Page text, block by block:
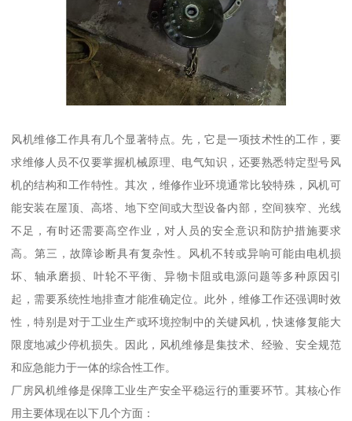
风机维修工作具有几个显著特点。先，它是一项技术性的工作，要
求维修人员不仅要掌握机械原理、电气知识，还要熟悉特定型号风
机的结构和工作特性。其次，维修作业环境通常比较特殊，风机可
能安装在屋顶、高塔、地下空间或大型设备内部，空间狭窄、光线
不足，有时还需要高空作业，对人员的安全意识和防护措施要求
高。第三，故障诊断具有复杂性。风机不转或异响可能由电机损
坏、轴承磨损、叶轮不平衡、异物卡阻或电源问题等多种原因引
起，需要系统性地排查才能准确定位。此外，维修工作还强调时效
性，特别是对于工业生产或环境控制中的关键风机，快速修复能大
限度地减少停机损失。因此，风机维修是集技术、经验、安全规范
和应急能力于一体的综合性工作。
厂房风机维修是保障工业生产安全平稳运行的重要环节。其核心作
用主要体现在以下几个方面：